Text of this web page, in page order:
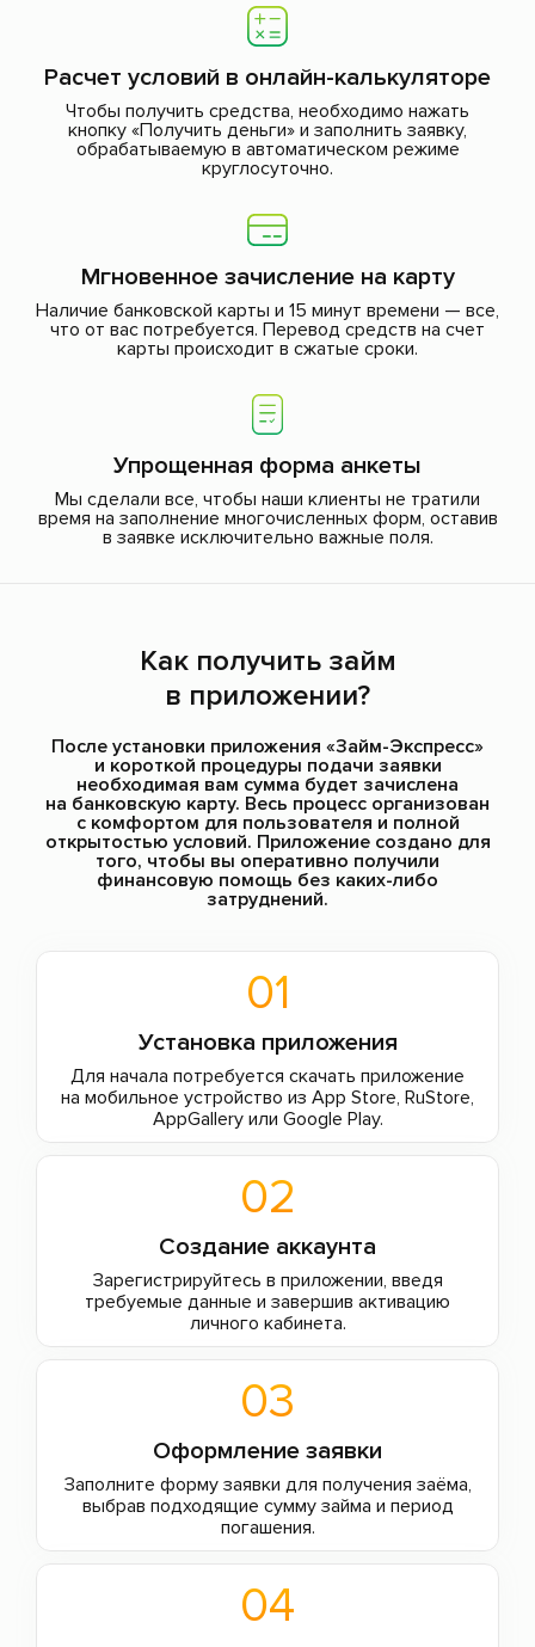
Расчет условий в онлайн-калькуляторе
Чтобы получить средства, необходимо нажать
кнопку «Получить деньги» и заполнить заявку,
обрабатываемую в автоматическом режиме
круглосуточно.
Мгновенное зачисление на карту
Наличие банковской карты и 15 минут времени — все,
что от вас потребуется. Перевод средств на счет
карты происходит в сжатые сроки.
Упрощенная форма анкеты
Мы сделали все, чтобы наши клиенты не тратили
время на заполнение многочисленных форм, оставив
в заявке исключительно важные поля.
Как получить займ
в приложении?
После установки приложения «Займ-Экспресс»
и короткой процедуры подачи заявки
необходимая вам сумма будет зачислена
на банковскую карту. Весь процесс организован
с комфортом для пользователя и полной
открытостью условий. Приложение создано для
того, чтобы вы оперативно получили
финансовую помощь без каких-либо
затруднений.
01
Установка приложения
Для начала потребуется скачать приложение
на мобильное устройство из App Store, RuStore,
AppGallery или Google Play.
02
Создание аккаунта
Зарегистрируйтесь в приложении, введя
требуемые данные и завершив активацию
личного кабинета.
03
Оформление заявки
Заполните форму заявки для получения заёма,
выбрав подходящие сумму займа и период
погашения.
04